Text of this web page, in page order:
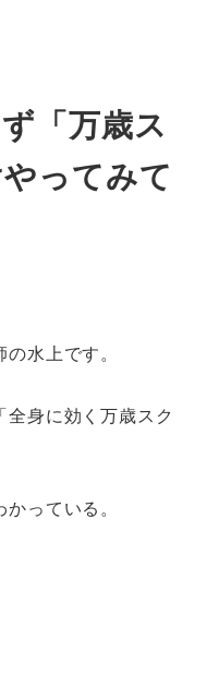
「万歳ス
ってみて
水上です。
全身に効く万歳スク
っている。